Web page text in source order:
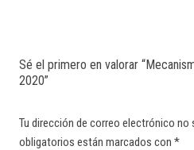
Sé el primero en valorar
2020”
Tu dirección de correo electrónico no
obligatorios están marcados con *